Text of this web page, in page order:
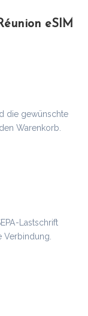
eSIM
die gewünschte
Warenkorb.
Lastschrift
Verbindung.